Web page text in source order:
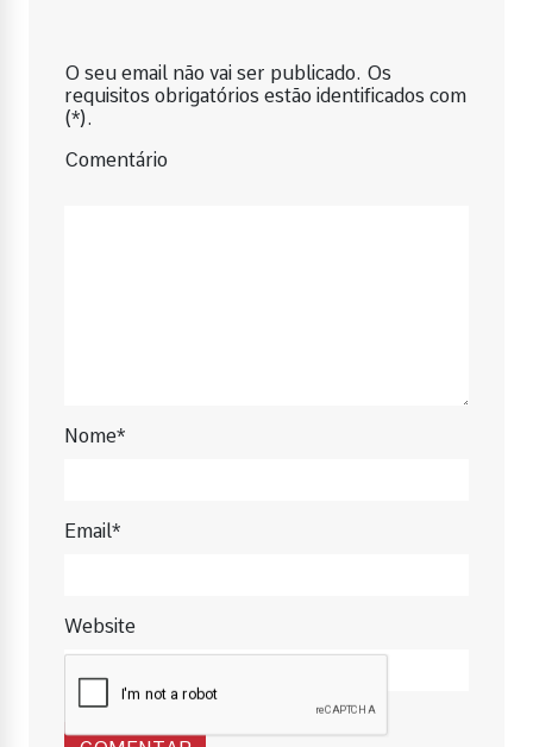
O seu email não vai ser publicado. Os
requisitos obrigatórios estão identificados com
(*).
Comentário
Nome*
Email*
Website